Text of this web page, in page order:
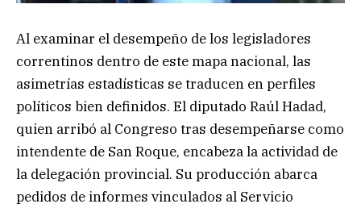
Al examinar el desempeño de los legisladores
correntinos dentro de este mapa nacional, las
asimetrías estadísticas se traducen en perfiles
políticos bien definidos. El diputado Raúl Hadad,
quien arribó al Congreso tras desempeñarse como
intendente de San Roque, encabeza la actividad de
la delegación provincial. Su producción abarca
pedidos de informes vinculados al Servicio